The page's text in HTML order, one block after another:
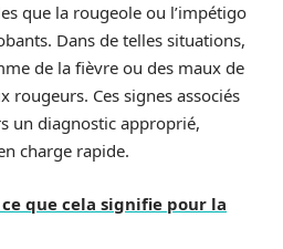
que la rougeole ou l’impétigo
Dans de telles situations,
de la fièvre ou des maux de
rougeurs. Ces signes associés
un diagnostic approprié,
charge rapide.
que cela signifie pour la